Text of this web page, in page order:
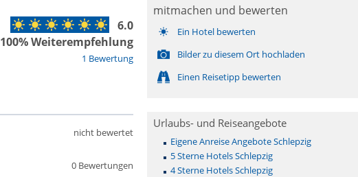
1 Bewertung
6.0
100% Weiterempfehlung
0 Bewertungen
nicht bewertet
mitmachen und bewerten
Ein Hotel bewerten
Bilder zu diesem Ort hochladen
Einen Reisetipp bewerten
Urlaubs- und Reiseangebote
Eigene Anreise Angebote Schlepzig
5 Sterne Hotels Schlepzig
4 Sterne Hotels Schlepzig